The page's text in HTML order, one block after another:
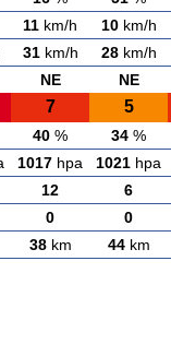
11 km/h 10km/h
31km/h 28km/h
NE NE
7 5
40 % 34 %
1017 hpa 1021 hpa
12 6
0 0
38km 44km